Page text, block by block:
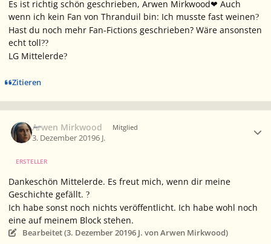
Es ist richtig schön geschrieben, Arwen Mirkwood❤ Auch
wenn ich kein Fan von Thranduil bin: Ich musste fast weinen?
Hast du noch mehr Fan-Fictions geschrieben? Wäre ansonsten
echt toll??
LG Mittelerde?
Zitieren
Arwen Mirkwood Mitglied
3. Dezember 20196 J.
ERSTELLER
Dankeschön Mittelerde. Es freut mich, wenn dir meine
Geschichte gefällt. ?
Ich habe sonst noch nichts veröffentlicht. Ich habe wohl noch
eine auf meinem Block stehen.
Bearbeitet (3. Dezember 20196 J. von Arwen Mirkwood)